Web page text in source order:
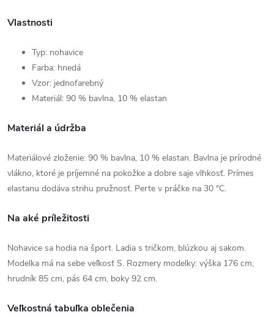
Vlastnosti
Typ: nohavice
Farba: hnedá
Vzor: jednofarebný
Materiál: 90 % bavlna, 10 % elastan
Materiál a údržba
Materiálové zloženie: 90 % bavlna, 10 % elastan. Bavlna je prírodné
vlákno, ktoré je príjemné na pokožke a dobre saje vlhkosť. Prímes
elastanu dodáva strihu pružnosť. Perte v práčke na 30 °C.
Na aké príležitosti
Nohavice sa hodia na šport. Ladia s tričkom, blúzkou aj sakom.
Modelka má na sebe veľkosť S. Rozmery modelky: výška 176 cm,
hrudník 85 cm, pás 64 cm, boky 92 cm.
Veľkostná tabuľka oblečenia